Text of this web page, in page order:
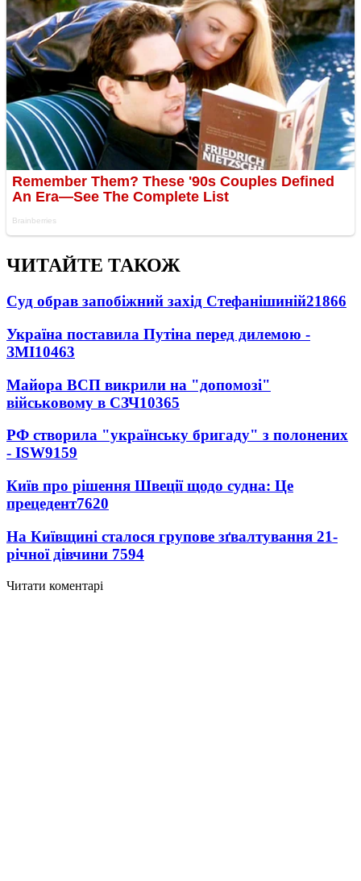
ЧИТАЙТЕ ТАКОЖ
Суд обрав запобіжний захід Стефанішиній21866
Україна поставила Путіна перед дилемою -
ЗМІ10463
Майора ВСП викрили на "допомозі"
військовому в СЗЧ10365
РФ створила "українську бригаду" з полонених
- ISW9159
Київ про рішення Швеції щодо судна: Це
прецедент7620
На Київщині сталося групове зґвалтування 21-
річної дівчини 7594
Читати коментарі